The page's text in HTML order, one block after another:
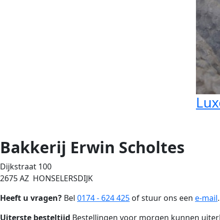
Bakkerij Erwin Scholtes
Dijkstraat 100
2675 AZ HONSELERSDIJK
Heeft u vragen? Bel 0174 - 624 425 of stuur ons een e-mail.
Uiterste besteltijd Bestellingen voor morgen kunnen